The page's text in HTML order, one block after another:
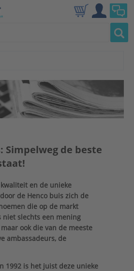
Simpelweg de beste
en de unieke
de Henco buis zich de
die op de markt
niet slechts een mening
ook die van de meeste
ambassadeurs, de
1992 is het juist deze unieke